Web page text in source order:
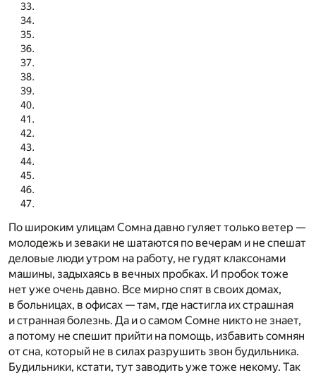
По широким улицам Сомна давно гуляет только ветер —
молодежь и зеваки не шатаются по вечерам и не спешат
деловые люди утром на работу, не гудят клаксонами
машины, задыхаясь в вечных пробках. И пробок тоже
нет уже очень давно. Все мирно спят в своих домах,
в больницах, в офисах — там, где настигла их страшная
и странная болезнь. Да и о самом Сомне никто не знает,
а потому не спешит прийти на помощь, избавить сомнян
от сна, который не в силах разрушить звон будильника.
Будильники, кстати, тут заводить уже тоже некому. Так